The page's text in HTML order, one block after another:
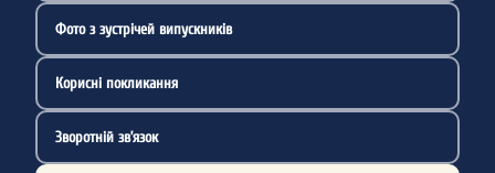
Фото з зустрічей випускників
Корисні покликання
Зворотній зв’язок